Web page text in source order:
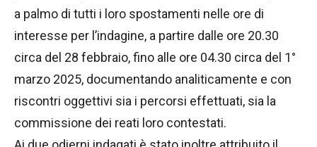
a palmo di tutti i loro spostamenti nelle ore di
interesse per l’indagine, a partire dalle ore 20.30
circa del 28 febbraio, fino alle ore 04.30 circa del 1°
marzo 2025, documentando analiticamente e con
riscontri oggettivi sia i percorsi effettuati, sia la
commissione dei reati loro contestati.